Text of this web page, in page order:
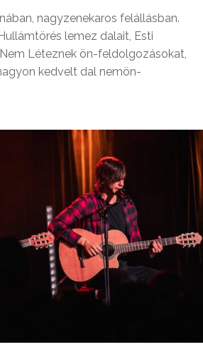
nagyzenekaros felállásban.
lemez dalait, Esti
Léteznek ön-feldolgozásokat,
kedvelt dal nemön-